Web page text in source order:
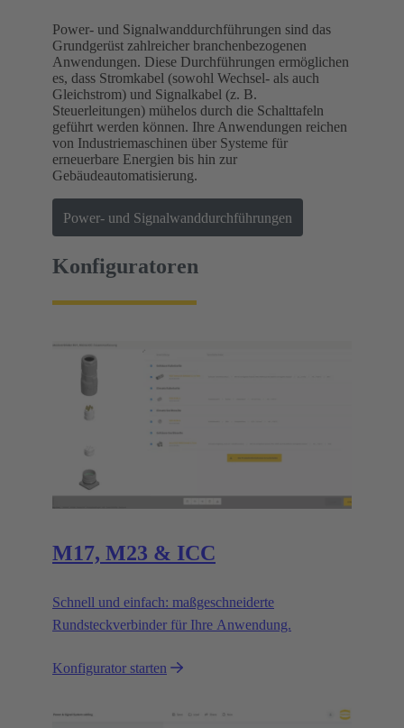
Power- und Signalwanddurchführungen sind das
Grundgerüst zahlreicher branchenbezogenen
Anwendungen. Diese Durchführungen ermöglichen
es, dass Stromkabel (sowohl Wechsel- als auch
Gleichstrom) und Signalkabel (z. B.
Steuerleitungen) mühelos durch die Schalttafeln
geführt werden können. Ihre Anwendungen reichen
von Industriemaschinen über Systeme für
erneuerbare Energien bis hin zur
Gebäudeautomatisierung.
Power- und Signalwanddurchführungen
Konfiguratoren
M17, M23 & ICC
Schnell und einfach: maßgeschneiderte
Rundsteckverbinder für Ihre Anwendung.
Konfigurator starten